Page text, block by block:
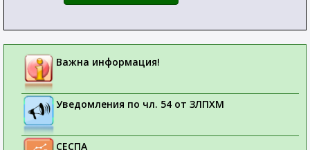
Важна информация!
Уведомления по чл. 54 от ЗЛПХМ
СЕСПА